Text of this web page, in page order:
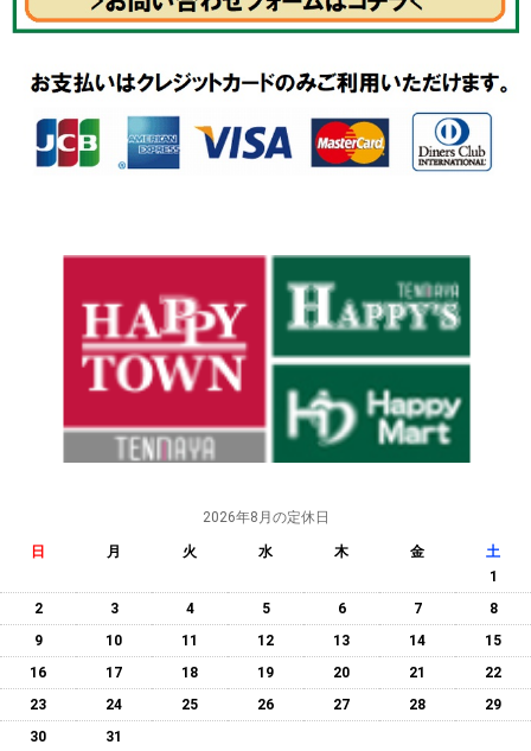
2026年8月の定休日
日 月 火 水 木 金
土
1
2
3 4 5 6 7
8
9
10 11 12 13 14
15
16
17 18 19 20 21
22
23
24 25 26 27 28
29
30
31